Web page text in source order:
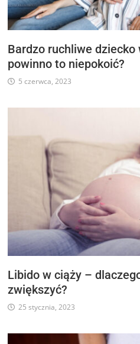
Bardzo ruchliwe dziecko
powinno to niepokoić?
5 czerwca, 2023
Libido w ciąży –
zwiększyć?
25 stycznia, 2023